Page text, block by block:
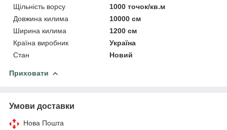
Щільність ворсу
1000 точок/кв.м
Довжина килима
10000 см
Ширина килима
1200 см
Країна виробник
Україна
Стан
Новий
Приховати
Умови доставки
Нова Пошта